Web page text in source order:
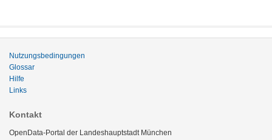
Nutzungsbedingungen
Glossar
Hilfe
Links
Kontakt
OpenData-Portal der Landeshauptstadt München